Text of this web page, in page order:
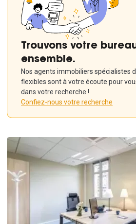
Trouvons votre
ensemble.
Nos agents immobiliers spécialistes
flexibles sont à votre écoute pour
dans votre recherche !
Confiez-nous votre recherche